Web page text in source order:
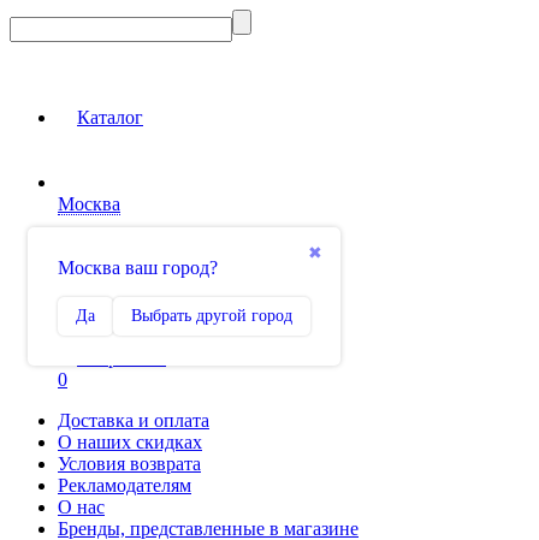
Каталог
Москва
✖
Москва ваш город?
Да Выбрать другой город
Сравнение
0
Доставка и оплата
О наших скидках
Условия возврата
Рекламодателям
О нас
Бренды, представленные в магазине